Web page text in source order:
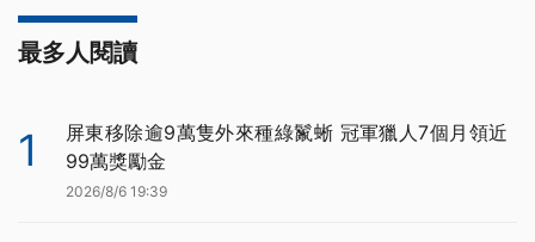
最多人閱讀
1
屏東移除逾9萬隻外來種綠鬣蜥 冠軍獵人7個月領近
99萬獎勵金
2026/8/6 19:39